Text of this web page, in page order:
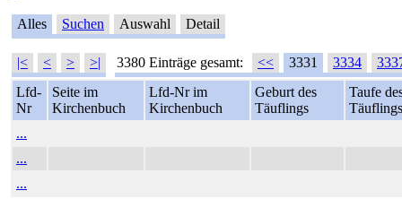
Alles Suchen Auswahl Detail
|< < > >| 3380 Einträge gesamt: << 3331 3334
Lfd-
Nr
Seite im
Kirchenbuch
Lfd-Nr im
Kirchenbuch
Geburt des
Täuflings
Taufe
Täuflings
...
...
...